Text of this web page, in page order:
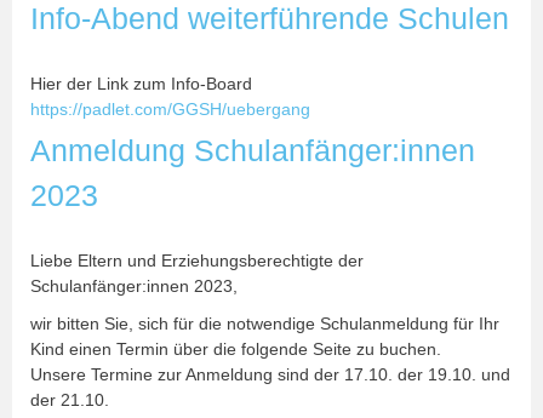
Info-Abend weiterführende Schulen
Hier der Link zum Info-Board
https://padlet.com/GGSH/uebergang
Anmeldung Schulanfänger:innen
2023
Liebe Eltern und Erziehungsberechtigte der
Schulanfänger:innen 2023,
wir bitten Sie, sich für die notwendige Schulanmeldung für Ihr
Kind einen Termin über die folgende Seite zu buchen.
Unsere Termine zur Anmeldung sind der 17.10. der 19.10. und
der 21.10.